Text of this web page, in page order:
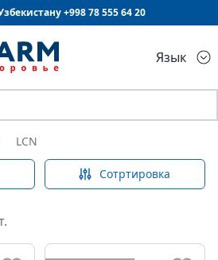
+99878 555 64 20
Язык
LCN
Сотртировка